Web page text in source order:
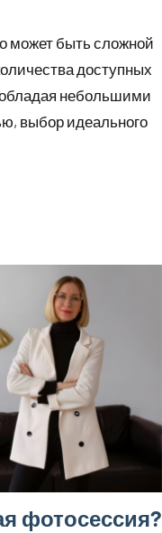
может быть сложной
доступных
небольшими
выбор идеального
фотосессия?